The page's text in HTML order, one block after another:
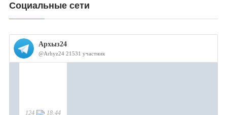
Социальные сети